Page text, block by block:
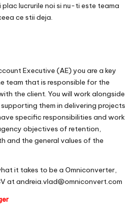
plac lucrurile noi si nu-ti este teama
ce stii deja.
Executive (AE) you are a key
team that is responsible for the
the client. You will work alongside
them in delivering projects
specific responsibilities and work
objectives of retention,
and the general values of the
it takes to be a Omniconverter,
at andreia.vlad@omniconvert.com